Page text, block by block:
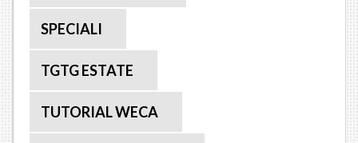
SPECIALI
TGTG ESTATE
TUTORIAL WECA